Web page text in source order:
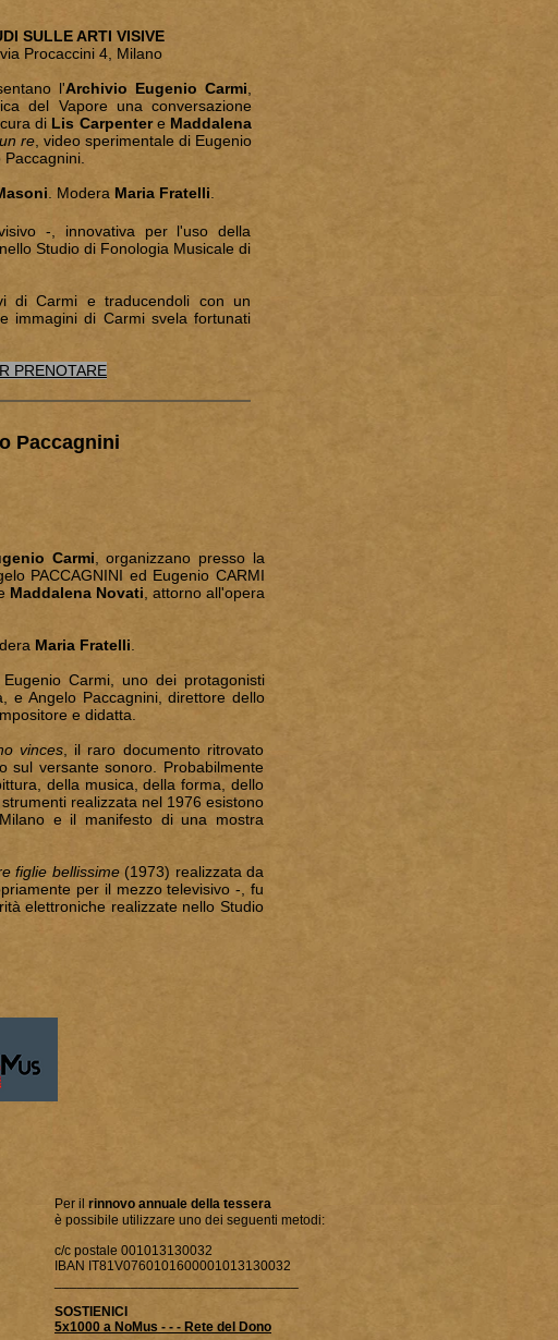
SULLE ARTI VISIVE
a Procaccini 4, Milano
l'Archivio Eugenio Carmi
del Vapore una conversazione
di Lis Carpentere Maddalena
re, video sperimentale di Eugenio
. Modera Maria Fratelli
-, innovativa per l'uso della
Studio di Fonologia Musicale di
di Carmi e traducendoli con un
immagini di Carmi svela fortunati
PRENOTARE
Paccagnini
Carmi , organizzano presso la
PACCAGNINI ed Eugenio CARMI
Maddalena Novati , attorno all'opera
Maria Fratelli
Carmi, uno dei protagonisti
e Angelo Paccagnini, direttore dello
e didatta.
vinces, il raro documento ritrovato
sul versante sonoro. Probabilmente
della musica, della forma, dello
realizzata nel 1976 esistono
e il manifesto di una mostra
figlie bellissime(1973) realizzata da
per il mezzo televisivo -, fu
elettroniche realizzate nello Studio
Per il rinnovo annuale della tessera
è possibile utilizzare uno dei seguenti metodi:
c/c postale 001013130032
IBAN IT81V0760101600001013130032
SOSTIENICI
5x1000 a NoMus - - - Rete del Dono